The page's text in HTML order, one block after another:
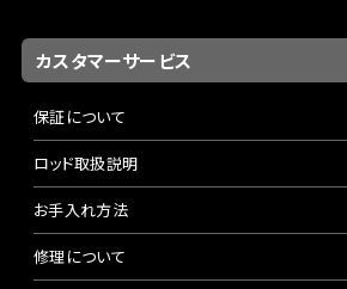
カスタマーサービス
保証について
ロッド取扱説明
お手入れ方法
修理について